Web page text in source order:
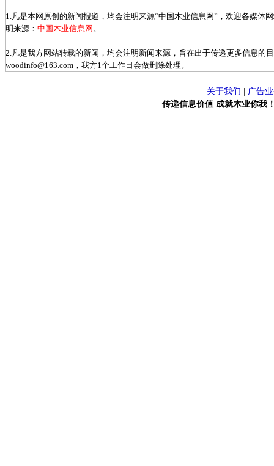
1.凡是本网原创的新闻报道，均会注明来源“中国木业信息网”，欢迎各媒体
明来源： 中国木业信息网 。
2.凡是我方网站转载的新闻，均会注明新闻来源，旨在出于传递更多信息的
woodinfo@163.com，我方1个工作日会做删除处理。
关于我们
广告
传递信息价值 成就木业你我